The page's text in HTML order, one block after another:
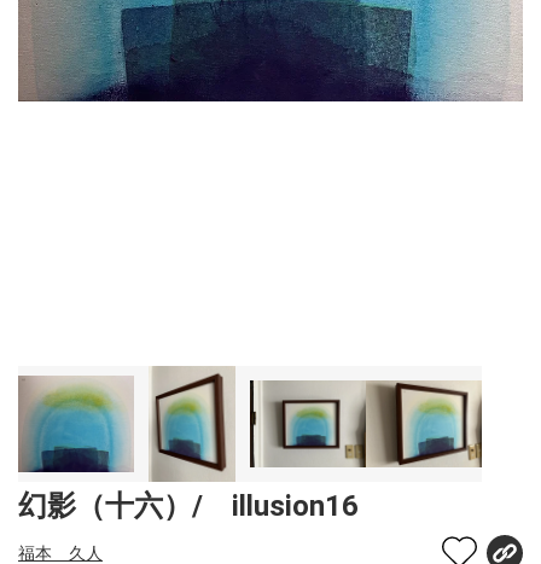
幻影（十六）/ illusion16
福本 久人